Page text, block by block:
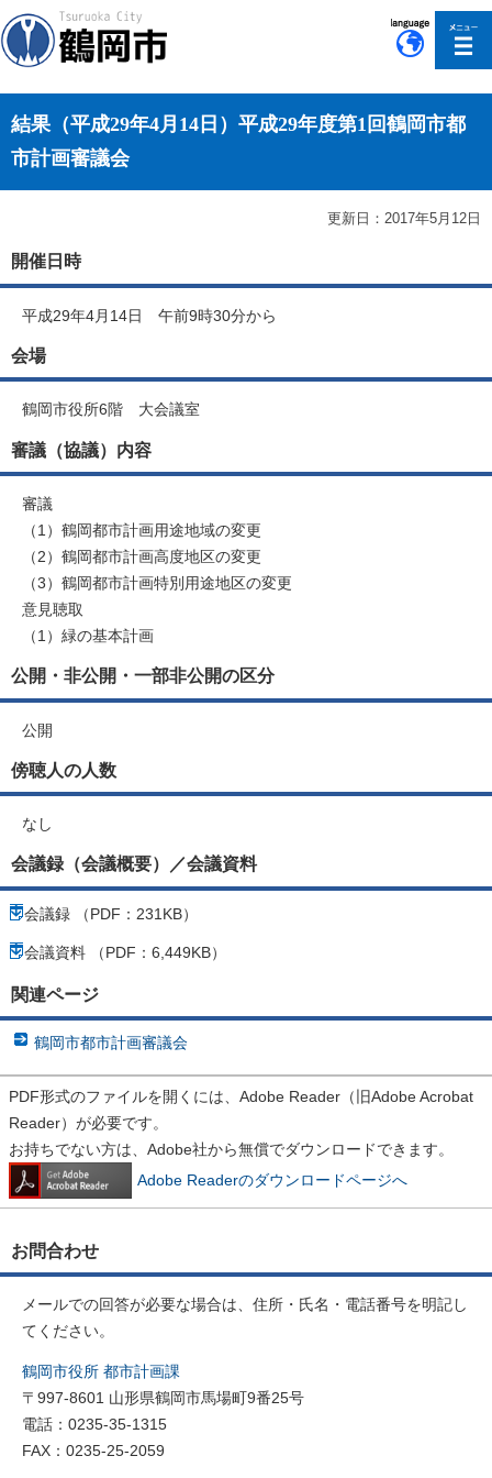
結果（平成29年4月14日）平成29年度第1回鶴岡市都
市計画審議会
更新日：2017年5月12日
開催日時
平成29年4月14日 午前9時30分から
会場
鶴岡市役所6階 大会議室
審議（協議）内容
審議
（1）鶴岡都市計画用途地域の変更
（2）鶴岡都市計画高度地区の変更
（3）鶴岡都市計画特別用途地区の変更
意見聴取
（1）緑の基本計画
公開・非公開・一部非公開の区分
公開
傍聴人の人数
なし
会議録（会議概要）／会議資料
会議録 （PDF：231KB）
会議資料 （PDF：6,449KB）
関連ページ
鶴岡市都市計画審議会
PDF形式のファイルを開くには、Adobe Reader（旧Adobe Acrobat
Reader）が必要です。
お持ちでない方は、Adobe社から無償でダウンロードできます。
Adobe Readerのダウンロードページへ
お問合わせ
メールでの回答が必要な場合は、住所・氏名・電話番号を明記し
てください。
鶴岡市役所 都市計画課
〒997-8601 山形県鶴岡市馬場町9番25号
電話：0235-35-1315
FAX：0235-25-2059